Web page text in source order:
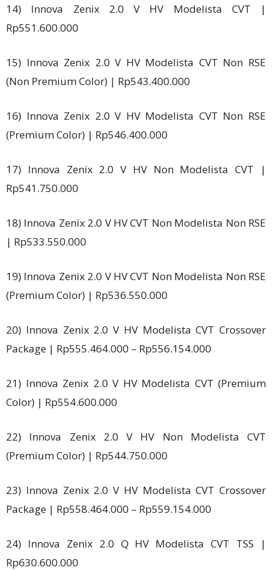
14) Innova Zenix 2.0 V HV Modelista CVT |
Rp551.600.000
15) Innova Zenix 2.0 V HV Modelista CVT Non RSE
(Non Premium Color) | Rp543.400.000
16) Innova Zenix 2.0 V HV Modelista CVT Non RSE
(Premium Color) | Rp546.400.000
17) Innova Zenix 2.0 V HV Non Modelista CVT |
Rp541.750.000
18) Innova Zenix 2.0 V HV CVT Non Modelista Non RSE
| Rp533.550.000
19) Innova Zenix 2.0 V HV CVT Non Modelista Non RSE
(Premium Color) | Rp536.550.000
20) Innova Zenix 2.0 V HV Modelista CVT Crossover
Package | Rp555.464.000 – Rp556.154.000
21) Innova Zenix 2.0 V HV Modelista CVT (Premium
Color) | Rp554.600.000
22) Innova Zenix 2.0 V HV Non Modelista CVT
(Premium Color) | Rp544.750.000
23) Innova Zenix 2.0 V HV Modelista CVT Crossover
Package | Rp558.464.000 – Rp559.154.000
24) Innova Zenix 2.0 Q HV Modelista CVT TSS |
Rp630.600.000